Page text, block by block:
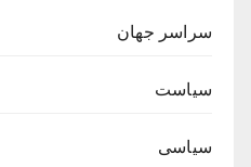
سراسر جهان
سیاست
سیاسی